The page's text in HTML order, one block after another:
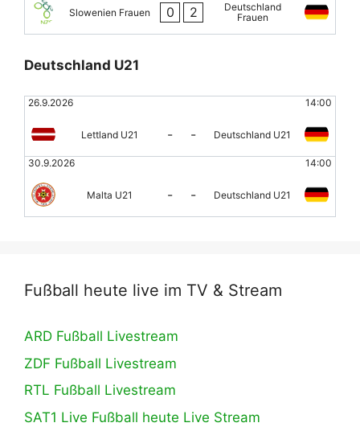
Slowenien Frauen 0 2
Deutschland
Frauen
Deutschland U21
26.9.2026 14:00
Lettland U21 - - Deutschland U21
30.9.2026 14:00
Malta U21 - - Deutschland U21
Fußball heute live im TV & Stream
ARD Fußball Livestream
ZDF Fußball Livestream
RTL Fußball Livestream
SAT1 Live Fußball heute Live Stream